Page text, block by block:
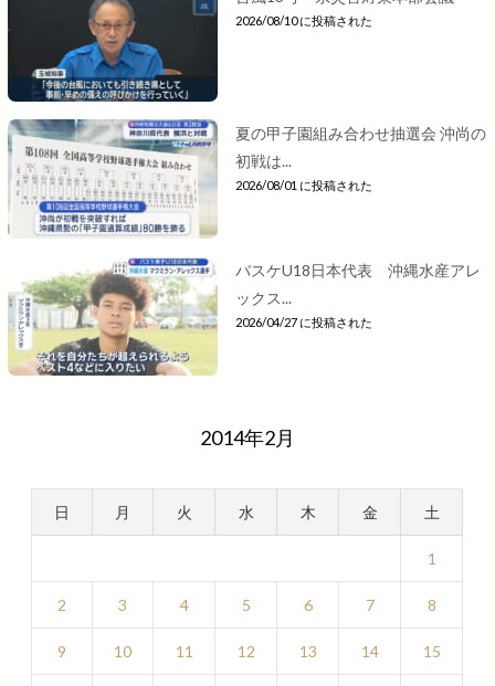
2026/08/10 に投稿された
夏の甲子園組み合わせ抽選会 沖尚の
初戦は...
2026/08/01 に投稿された
バスケU18日本代表 沖縄水産アレ
ックス...
2026/04/27 に投稿された
2014年2月
日 月 火 水 木 金 土
1
2 3 4 5 6 7 8
9 10 11 12 13 14 15